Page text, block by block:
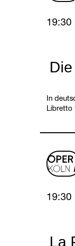
In
Libretto
19:30
La
19:30